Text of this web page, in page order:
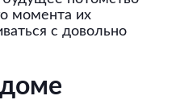
момента их
с довольно